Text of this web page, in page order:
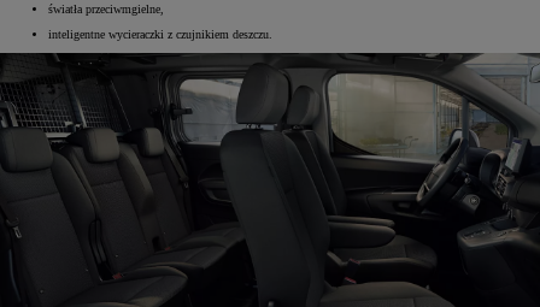
światła przeciwmgielne,
inteligentne wycieraczki z czujnikiem deszczu.